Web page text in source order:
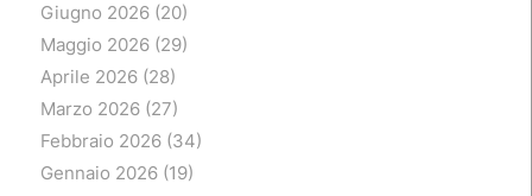
Giugno 2026(20)
Maggio 2026(29)
Aprile 2026(28)
Marzo 2026(27)
Febbraio 2026(34)
Gennaio 2026(19)